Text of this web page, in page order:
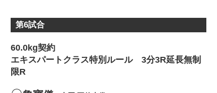
第6試合
60.0kg契約
エキスパートクラス特別ルール 3分3R延長無制
限R